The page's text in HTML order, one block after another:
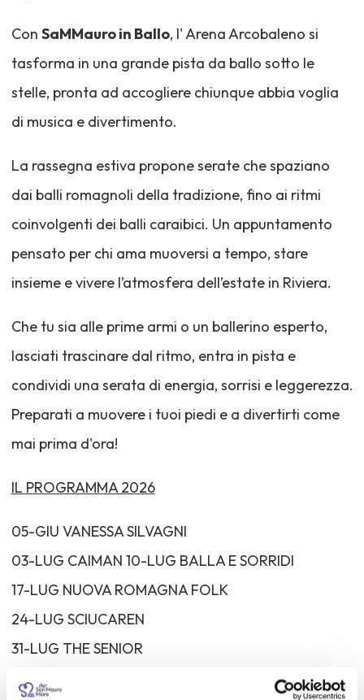
Con SaMMauro in Ballo, l' Arena Arcobaleno si
tasforma in una grande pista da ballo sotto le
stelle, pronta ad accogliere chiunque abbia voglia
di musica e divertimento.
La rassegna estiva propone serate che spaziano
dai balli romagnoli della tradizione, fino ai ritmi
coinvolgenti dei balli caraibici. Un appuntamento
pensato per chi ama muoversi a tempo, stare
insieme e vivere l’atmosfera dell’estate in Riviera.
Che tu sia alle prime armi o un ballerino esperto,
lasciati trascinare dal ritmo, entra in pista e
condividi una serata di energia, sorrisi e leggerezza.
Preparati a muovere i tuoi piedi e a divertirti come
mai prima d'ora!
IL PROGRAMMA 2026
05-GIU VANESSA SILVAGNI
03-LUG CAIMAN 10-LUG BALLA E SORRIDI
17-LUG NUOVA ROMAGNA FOLK
24-LUG SCIUCAREN
31-LUG THE SENIOR
07-AGO DAVID PACINI